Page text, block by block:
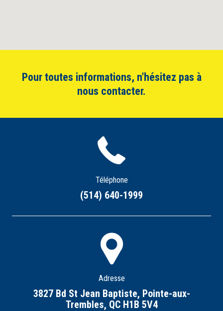
Pour toutes informations, n'hésitez pas à
nous contacter.
Téléphone
(514) 640-1999
Adresse
3827 Bd St Jean Baptiste, Pointe-aux-
Trembles, QC H1B 5V4